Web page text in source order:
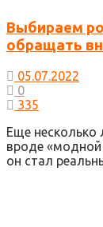
Выбираем
обращать
05.07.2022
0
335
Еще
вроде «модной
он стал